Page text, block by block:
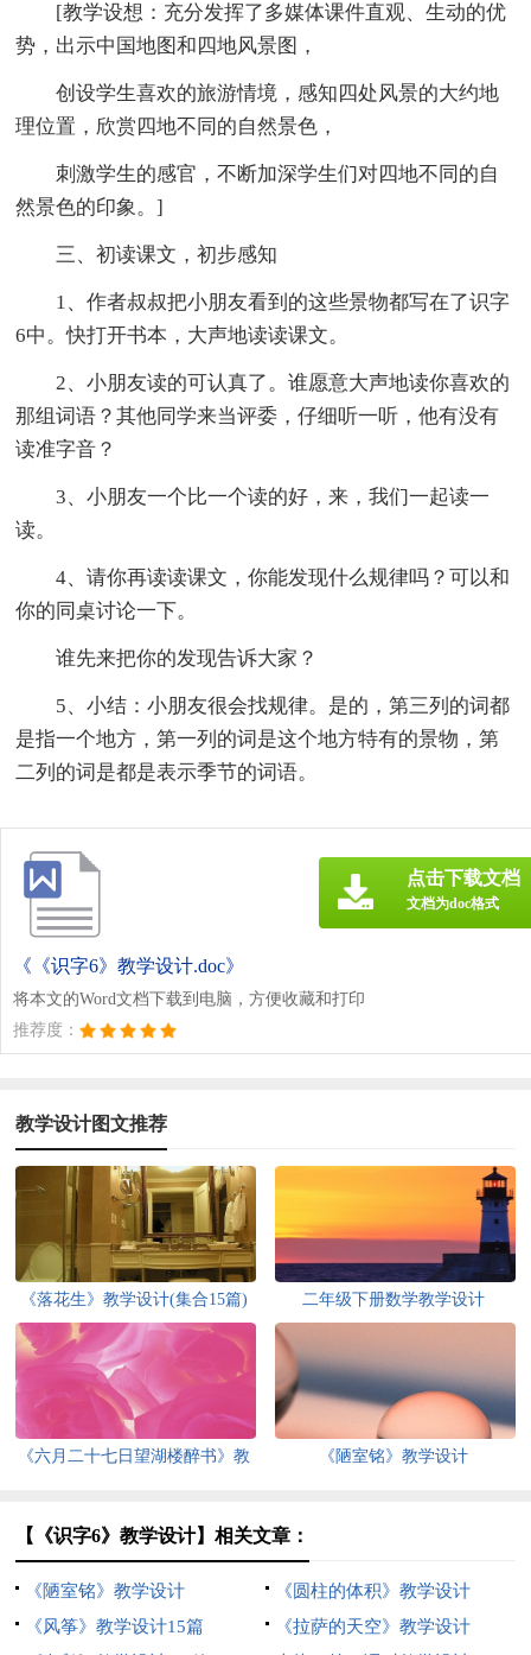
[教学设想：充分发挥了多媒体课件直观、生动的优
势，出示中国地图和四地风景图，
创设学生喜欢的旅游情境，感知四处风景的大约地
理位置，欣赏四地不同的自然景色，
刺激学生的感官，不断加深学生们对四地不同的自
然景色的印象。]
三、初读课文，初步感知
1、作者叔叔把小朋友看到的这些景物都写在了识字
6中。快打开书本，大声地读读课文。
2、小朋友读的可认真了。谁愿意大声地读你喜欢的
那组词语？其他同学来当评委，仔细听一听，他有没有
读准字音？
3、小朋友一个比一个读的好，来，我们一起读一
读。
4、请你再读读课文，你能发现什么规律吗？可以和
你的同桌讨论一下。
谁先来把你的发现告诉大家？
5、小结：小朋友很会找规律。是的，第三列的词都
是指一个地方，第一列的词是这个地方特有的景物，第
二列的词是都是表示季节的词语。
《《识字6》教学设计.doc》
将本文的Word文档下载到电脑，方便收藏和打印
推荐度：
点击下载文档
文档为doc格式
教学设计图文推荐
《落花生》教学设计(集合15篇) 二年级下册数学教学设计
《六月二十七日望湖楼醉书》教
《陋室铭》教学设计
【《识字6》教学设计】相关文章：
《陋室铭》教学设计
《圆柱的体积》教学设计
《风筝》教学设计15篇
《拉萨的天空》教学设计